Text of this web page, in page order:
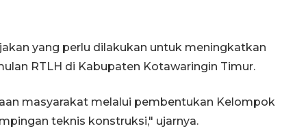
yang perlu dilakukan untuk meningkatkan
RTLH di Kabupaten Kotawaringin Timur.
masyarakat melalui pembentukan Kelompok
teknis konstruksi," ujarnya.